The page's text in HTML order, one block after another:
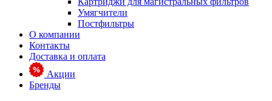
Умягчители
Постфильтры
О компании
Контакты
Доставка и оплата
Акции
Бренды